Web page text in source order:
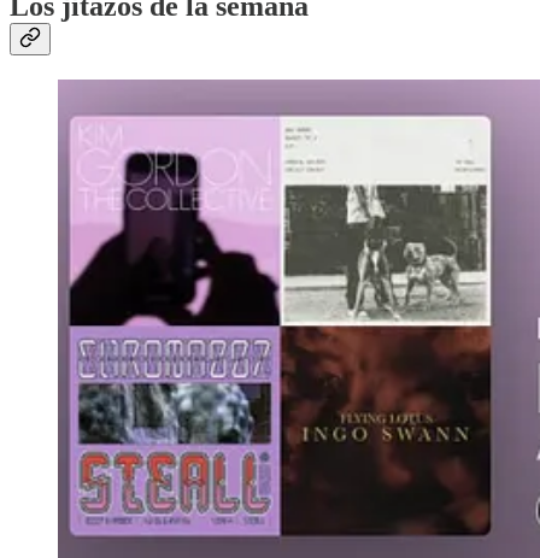
Los jitazos de la semana